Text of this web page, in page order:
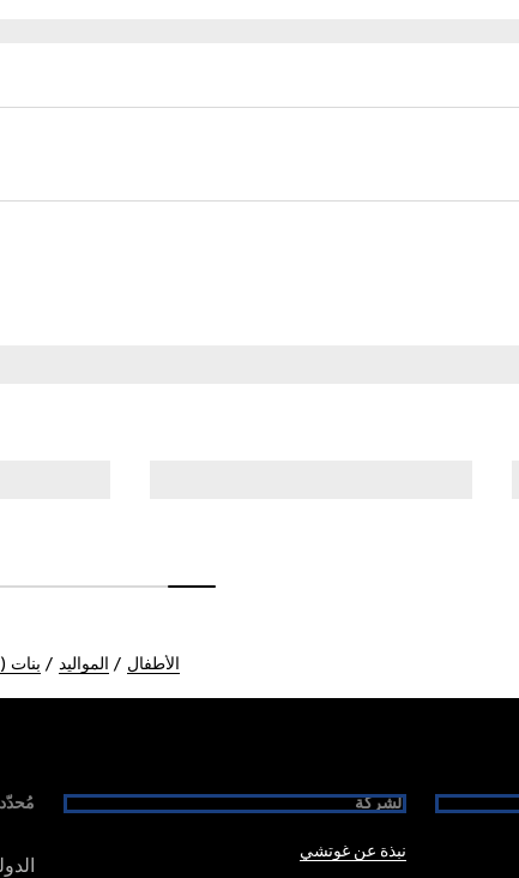
الأطفال المواليد بنات (0-36 شهر)
الشركة
نبذة عن غوتشي